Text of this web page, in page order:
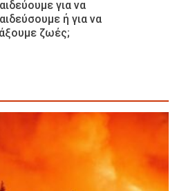
για να
ή για να
ζωές;